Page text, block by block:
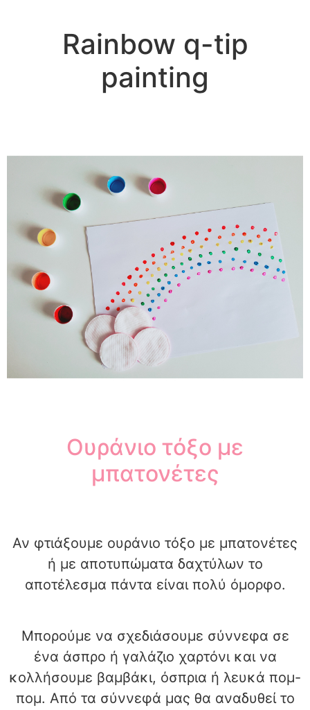
Rainbow q-tip
painting
Ουράνιο τόξο με
μπατονέτες
Αν φτιάξουμε ουράνιο τόξο με μπατονέτες
ή με αποτυπώματα δαχτύλων το
αποτέλεσμα πάντα είναι πολύ όμορφο.
Μπορούμε να σχεδιάσουμε σύννεφα σε
ένα άσπρο ή γαλάζιο χαρτόνι και να
κολλήσουμε βαμβάκι, όσπρια ή λευκά πομ-
πομ. Από τα σύννεφά μας θα αναδυθεί το